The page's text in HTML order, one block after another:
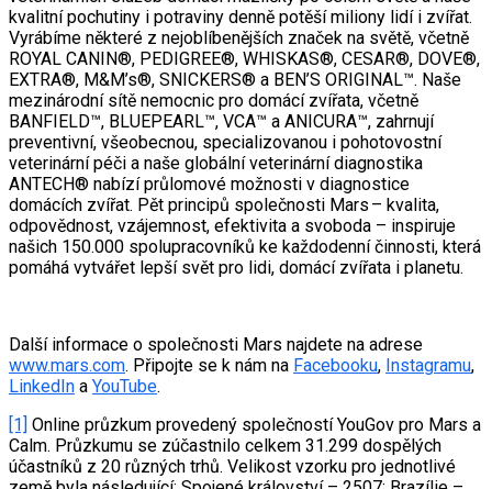
kvalitní pochutiny i potraviny denně potěší miliony lidí i zvířat.
Vyrábíme některé z nejoblíbenějších značek na světě, včetně
ROYAL CANIN®, PEDIGREE®, WHISKAS®, CESAR®, DOVE®,
EXTRA®, M&M’s®, SNICKERS® a BEN’S ORIGINAL™. Naše
mezinárodní sítě nemocnic pro domácí zvířata, včetně
BANFIELD™, BLUEPEARL™, VCA™ a ANICURA™, zahrnují
preventivní, všeobecnou, specializovanou i pohotovostní
veterinární péči a naše globální veterinární diagnostika
ANTECH® nabízí průlomové možnosti v diagnostice
domácích zvířat. Pět principů společnosti Mars – kvalita,
odpovědnost, vzájemnost, efektivita a svoboda – inspiruje
našich 150.000 spolupracovníků ke každodenní činnosti, která
pomáhá vytvářet lepší svět pro lidi, domácí zvířata i planetu.
Další informace o společnosti Mars najdete na adrese
www.mars.com. Připojte se k nám na Facebooku, Instagramu,
LinkedIn a YouTube.
[1] Online průzkum provedený společností YouGov pro Mars a
Calm. Průzkumu se zúčastnilo celkem 31.299 dospělých
účastníků z 20 různých trhů. Velikost vzorku pro jednotlivé